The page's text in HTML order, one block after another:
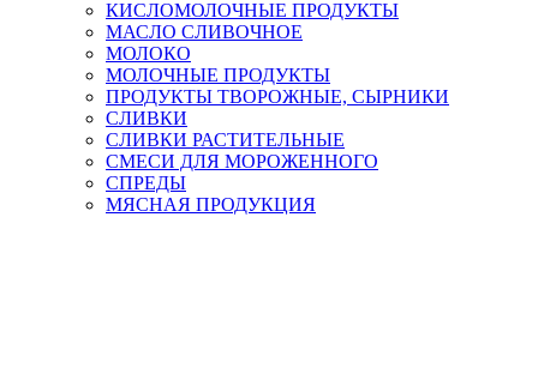
КИСЛОМОЛОЧНЫЕ ПРОДУКТЫ
МАСЛО СЛИВОЧНОЕ
МОЛОКО
МОЛОЧНЫЕ ПРОДУКТЫ
ПРОДУКТЫ ТВОРОЖНЫЕ, СЫРНИКИ
СЛИВКИ
СЛИВКИ РАСТИТЕЛЬНЫЕ
СМЕСИ ДЛЯ МОРОЖЕННОГО
СПРЕДЫ
МЯСНАЯ ПРОДУКЦИЯ